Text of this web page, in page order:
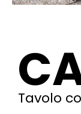
Tavolo